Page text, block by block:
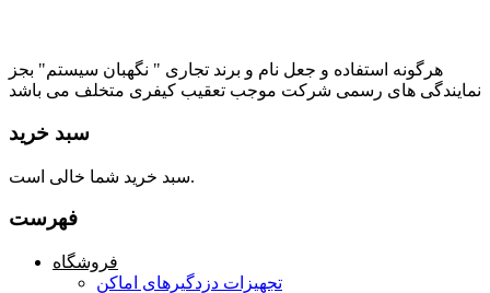
هرگونه استفاده و جعل نام و برند تجاری " نگهبان سیستم" بجز
نمایندگی های رسمی شرکت موجب تعقیب کیفری متخلف می باشد
سبد خرید
سبد خرید شما خالی است.
فهرست
فروشگاه
تجهیزات دزدگیرهای اماکن